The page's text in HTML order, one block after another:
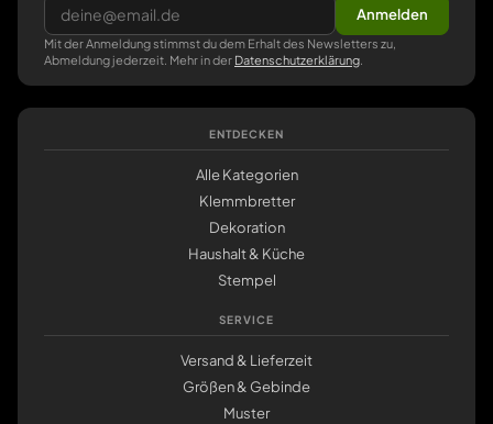
Anmelden
Mit der Anmeldung stimmst du dem Erhalt des Newsletters zu,
Abmeldung jederzeit. Mehr in der Datenschutzerklärung
ENTDECKEN
Alle Kategorien
Klemmbretter
Dekoration
Haushalt & Küche
Stempel
SERVICE
Versand & Lieferzeit
Größen & Gebinde
Muster